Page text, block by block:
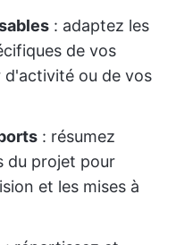
: adaptez les
de vos
ou de vos
: résumez
du projet pour
et les mises à